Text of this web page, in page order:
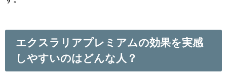
エクスラリアプレミアムの効果を実感
しやすいのはどんな人？